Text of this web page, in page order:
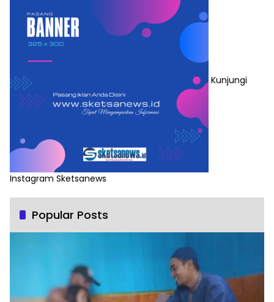
Kunjungi
Instagram Sketsanews
Popular Posts